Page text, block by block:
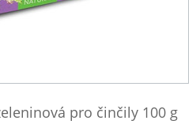
pro činčily 100 g